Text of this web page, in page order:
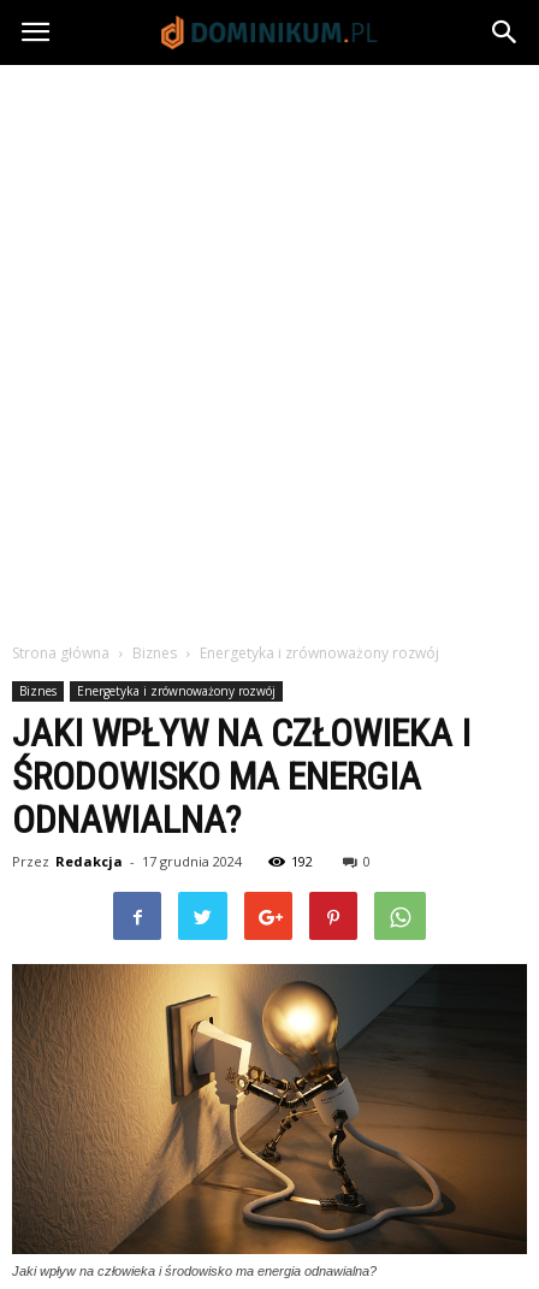
Dominikum.pl
Strona główna Biznes Energetyka i zrównoważony rozwój
Biznes Energetyka i zrównoważony rozwój
JAKI WPŁYW NA CZŁOWIEKA I
ŚRODOWISKO MA ENERGIA
ODNAWIALNA?
Przez Redakcja - 17 grudnia 2024 192 0
Jaki wpływ na człowieka i środowisko ma energia odnawialna?